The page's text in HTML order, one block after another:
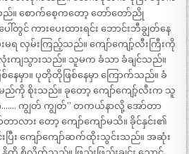
။ စောက်စေ့ကတော့ တော်တော်ညို
ါ်တွင် ကားပေးထားရင်း ဘောင်းဘီချွတ်နေ
မရ လှမ်းကြည့်သည်။ ကျော်ကျော့်လီးကြီးကို
ျသွားသည်။ သူမက ခံသာ ခံချင်သည်။
နေမှာ။ ပုတိုတိုဖြစ်နေမှာ ကြောက်သည်။ ခံ
ည်ကို စိုးသည်။ ခုတော့ ကျော်ကျော့်လီးက သူ
ကျွတ် ကျွတ်” တကယ်နာလို့ အော်တာ
ာလား တော့ ကျော်ကျော်မသိ။ ခိုင်နှင်း၏
ြီး ကျော်ကျော်ဆက်ထိုးသွင်းသည်။ အဆုံး